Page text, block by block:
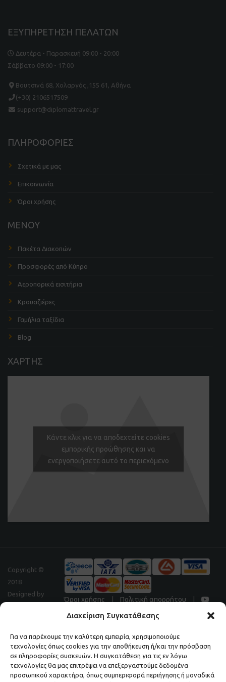
Διαχείριση Συγκατάθεσης
Για να παρέχουμε την καλύτερη εμπειρία, χρησιμοποιούμε
τεχνολογίες όπως cookies για την αποθήκευση ή/και την πρόσβαση
σε πληροφορίες συσκευών. Η συγκατάθεση για τις εν λόγω
τεχνολογίες θα μας επιτρέψει να επεξεργαστούμε δεδομένα
προσωπικού χαρακτήρα, όπως συμπεριφορά περιήγησης ή μοναδικά
ΕΞΥΠΗΡΕΤΗΣΗ ΠΕΛΑΤΩΝ
Δευτέρα - Παρασκευή 09:00 - 20:00
Σάββατο 09:00 - 17:00
Βουτσινά 68, Χολαργός ,155 61, Αθήνα
(+30) 2106517509
support@diplomattravel.gr
ΠΛΗΡΟΦΟΡΙΕΣ
Σχετικά με μας
Επικοινωνία
Όροι χρήσης
ΜΕΝΟΥ
Πακέτα Διακοπών
Προσφορές από Κύπρο
Αεροπορικά εισιτήρια
Κρουαζιέρες
Γαμήλια ταξίδια
Blog
ΧΑΡΤΗΣ
Κάντε κλικ για να αποδεχτείτε cookies
εμπορικής προώθησης και να
ενεργοποιήσετε αυτό το περιεχόμενο
Copyright ©
2018
Designed by
Όροι χρήσης Πολιτική απορρήτου
Μάθετε πρώτοι τα νέα και τις προσφορές μας.
ΕΓΓΡΑΦΕΙΤΕ ΣΤΟ NEWSLETTER ΜΑΣ.